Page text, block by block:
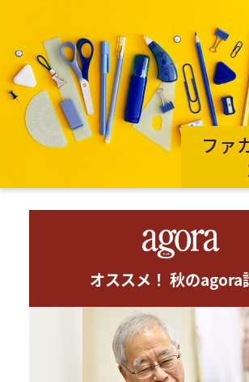
ファ
オススメ！ 秋のagora